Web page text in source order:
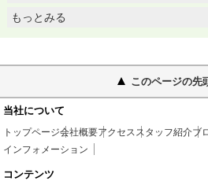
もっとみる
このページの先
当社について
トップページ会社概要アクセススタッフ紹介ブ
インフォメーション
コンテンツ